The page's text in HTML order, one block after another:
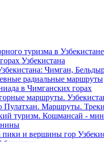
туризма в Узбекистане
Узбекистана
Чимган,
радиальные маршруты
в Чимганских горах
маршруты.
Пулатхан. Маршруты. Треки
туризм. Кошмансай -
пики и вершины гор